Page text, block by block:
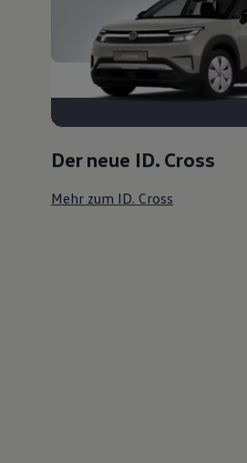
Der neue ID. Cross
Mehr zum ID. Cross